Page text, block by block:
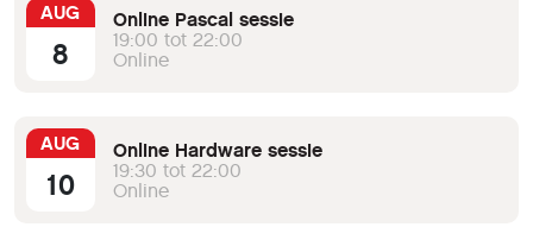
AUG
8
Online Pascal sessie
19:00 tot 22:00
Online
AUG
10
Online Hardware sessie
19:30 tot 22:00
Online